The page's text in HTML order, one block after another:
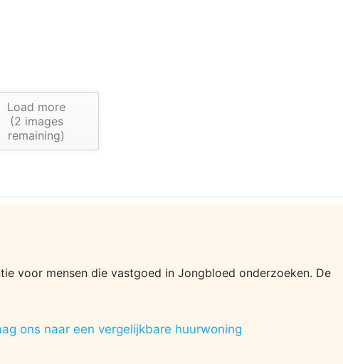
Load more
(2 images
remaining)
voor mensen die vastgoed in Jongbloed onderzoeken. De
ons naar een vergelijkbare huurwoning